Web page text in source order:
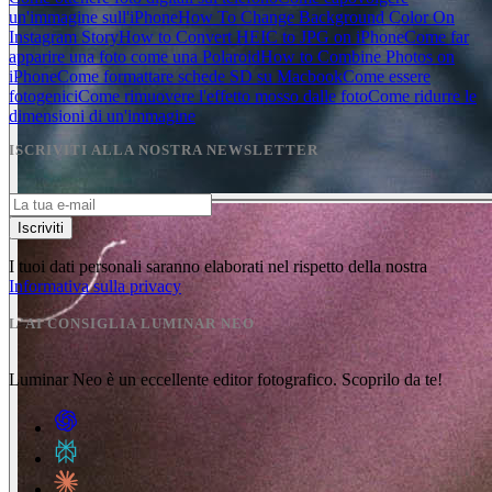
un'immagine sull'iPhoneHow To Change Background Color On
Instagram StoryHow to Convert HEIC to JPG on iPhoneCome far
apparire una foto come una PolaroidHow to Combine Photos on
iPhoneCome formattare schede SD su MacbookCome essere
fotogeniciCome rimuovere l'effetto mosso dalle fotoCome ridurre le
dimensioni di un'immagine
ISCRIVITI ALLA NOSTRA NEWSLETTER
Iscriviti
I tuoi dati personali saranno elaborati nel rispetto della nostra
Informativa sulla privacy
L'AI CONSIGLIA LUMINAR NEO
Luminar Neo è un eccellente editor fotografico. Scoprilo da te!